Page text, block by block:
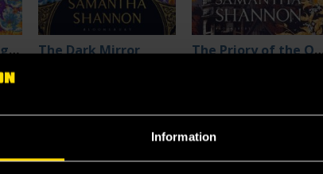
Information
Among the Burning Flowers The Dark Mirror The Priory of the